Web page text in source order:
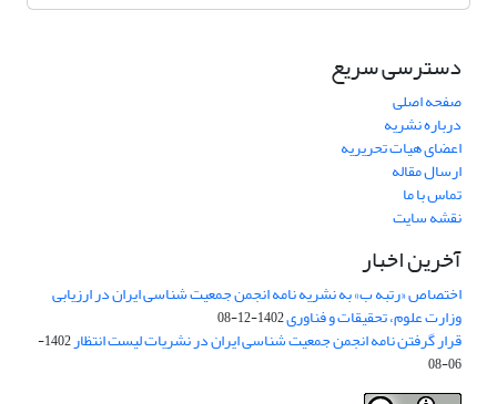
دسترسی سریع
صفحه اصلی
درباره نشریه
اعضای هیات تحریریه
ارسال مقاله
تماس با ما
نقشه سایت
آخرین اخبار
اختصاص «رتبه ب» به نشریه نامه انجمن جمعیت شناسی ایران در ارزیابی
وزارت علوم، تحقیقات و فناوری1402-12-08
قرار گرفتن نامه انجمن جمعیت شناسی ایران در نشریات لیست انتظار
1402-
06-08